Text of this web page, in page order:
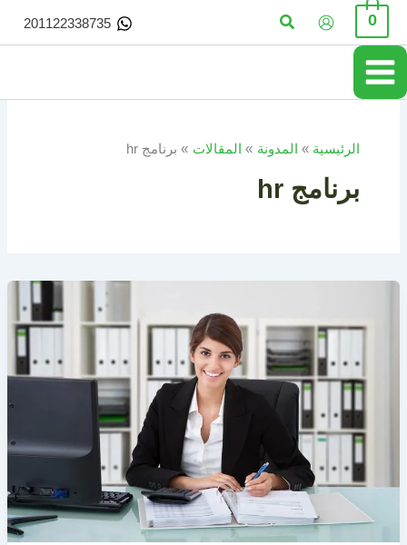
تخطي
المحتوى
0 البحث 201122338735
الرئيسية المدونة المقالات برنامج hr
برنامج hr